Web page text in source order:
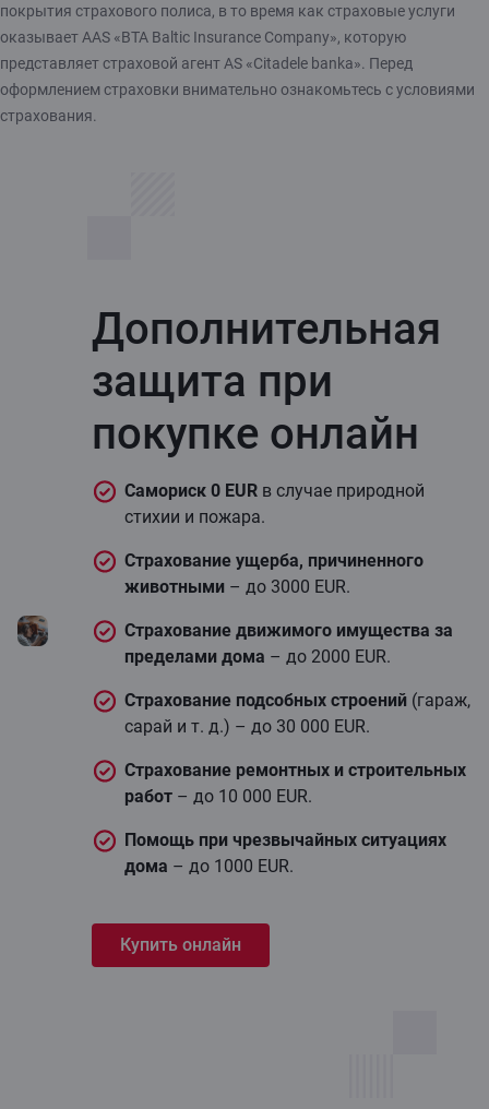
покрытия страхового полиса, в то время как страховые услуги
оказывает AAS «BTA Baltic Insurance Company», которую
представляет страховой агент AS «Citadele banka». Перед
оформлением страховки внимательно ознакомьтесь с условиями
страхования.
Дополнительная
защита при
покупке онлайн
Cамориск 0 EUR в случае природной
стихии и пожара.
Страхование ущерба, причиненного
животными – до 3000 EUR.
Страхование движимого имущества за
пределами дома – до 2000 EUR.
Страхование подсобных строений (гараж,
сарай и т. д.) – до 30 000 EUR.
Страхование ремонтных и строительных
работ – до 10 000 EUR.
Помощь при чрезвычайных ситуациях
дома – до 1000 EUR.
Купить онлайн